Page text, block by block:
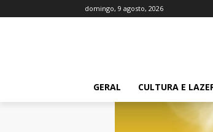
domingo, 9 agosto, 2026
GERAL CULTURA E